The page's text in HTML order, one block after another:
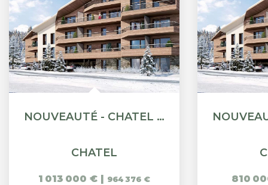
NOUVEAUTÉ - CHATEL - APPARTEMENT STANDING T5
CHATEL
1 013 000 € | 964 376 €
810